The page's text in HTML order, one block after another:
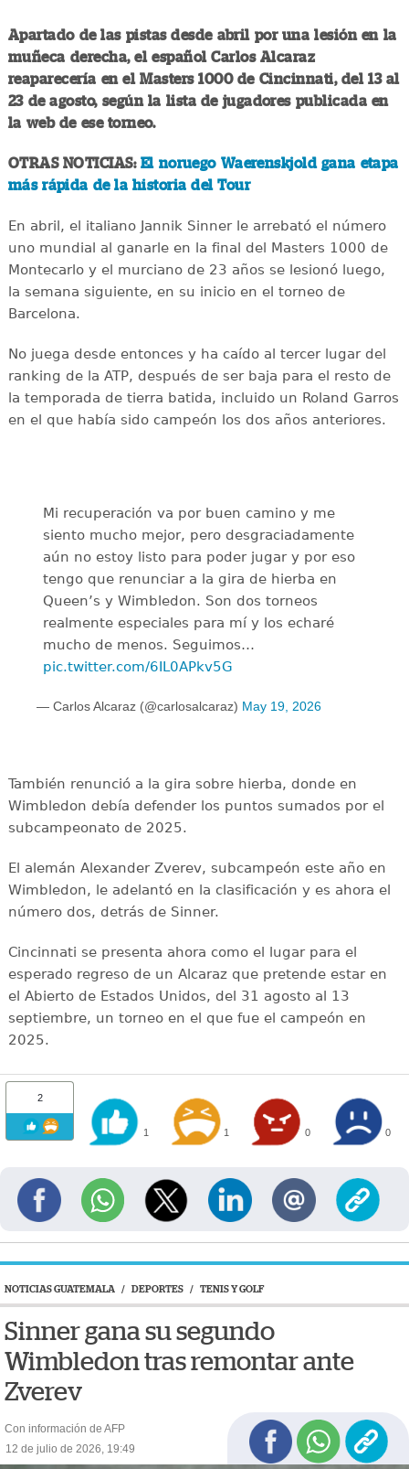
Apartado de las pistas desde abril por una lesión en la
muñeca derecha, el español Carlos Alcaraz
reaparecería en el Masters 1000 de Cincinnati, del 13 al
23 de agosto, según la lista de jugadores publicada en
la web de ese torneo.
OTRAS NOTICIAS: El noruego Waerenskjold gana etapa
más rápida de la historia del Tour
En abril, el italiano Jannik Sinner le arrebató el número
uno mundial al ganarle en la final del Masters 1000 de
Montecarlo y el murciano de 23 años se lesionó luego,
la semana siguiente, en su inicio en el torneo de
Barcelona.
No juega desde entonces y ha caído al tercer lugar del
ranking de la ATP, después de ser baja para el resto de
la temporada de tierra batida, incluido un Roland Garros
en el que había sido campeón los dos años anteriores.
Mi recuperación va por buen camino y me
siento mucho mejor, pero desgraciadamente
aún no estoy listo para poder jugar y por eso
tengo que renunciar a la gira de hierba en
Queen’s y Wimbledon. Son dos torneos
realmente especiales para mí y los echaré
mucho de menos. Seguimos…
pic.twitter.com/6IL0APkv5G
— Carlos Alcaraz (@carlosalcaraz) May 19, 2026
También renunció a la gira sobre hierba, donde en
Wimbledon debía defender los puntos sumados por el
subcampeonato de 2025.
El alemán Alexander Zverev, subcampeón este año en
Wimbledon, le adelantó en la clasificación y es ahora el
número dos, detrás de Sinner.
Cincinnati se presenta ahora como el lugar para el
esperado regreso de un Alcaraz que pretende estar en
el Abierto de Estados Unidos, del 31 agosto al 13
septiembre, un torneo en el que fue el campeón en
2025.
2
1 1 0 0
NOTICIAS GUATEMALA / DEPORTES / TENIS Y GOLF
Sinner gana su segundo
Wimbledon tras remontar ante
Zverev
Con información de AFP
12 de julio de 2026, 19:49